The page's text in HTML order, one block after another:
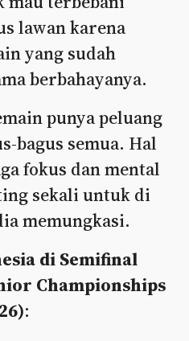
lawan karena
yang sudah
berbahayanya.
punya peluang
bagus semua. Hal
fokus dan mental
sekali untuk di
memungkasi.
di Semifinal
Championships
: